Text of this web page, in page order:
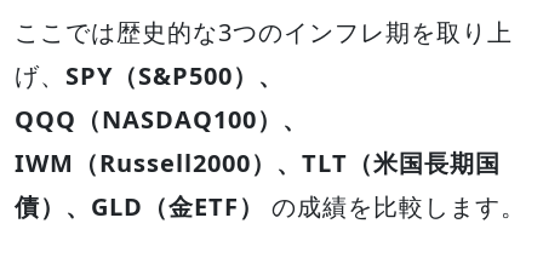
ここでは歴史的な3つのインフレ期を取り上
げ、 SPY（S&P500）、
QQQ（NASDAQ100）、
IWM（Russell2000）、TLT（米国長期国
債）、GLD（金ETF）
の成績を比較します。